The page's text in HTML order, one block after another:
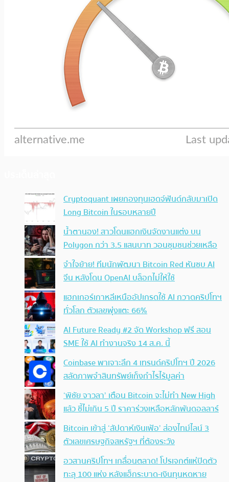
Cryptoquant เผยกองทุนเฮดจ์ฟันด์กลับมาเปิด
Long Bitcoin ในรอบหลายปี
น้ำตานอง! สาวโดนแฮกเงินจัดงานแต่ง บน
Polygon กว่า 3.5 แสนบาท วอนชุมชนช่วยเหลือ
จำใจย้าย! ทีมนักพัฒนา Bitcoin Red หันซบ AI
จีน หลังโดน OpenAI บล็อกไม่ให้ใช้
แฮกเกอร์เกาหลีเหนืออัปเกรดใช้ AI กวาดคริปโทฯ
ทั่วโลก ตัวเลขพุ่งแตะ 66%
AI Future Ready #2 จัด Workshop ฟรี สอน
SME ใช้ AI ทำงานจริง 14 ส.ค. นี้
Coinbase พาเจาะลึก 4 เทรนด์คริปโทฯ ปี 2026
สลัดภาพจำสินทรัพย์เก็งกำไรไร้มูลค่า
‘พิชัย จาวลา’ เตือน Bitcoin จะไม่ทำ New High
แล้ว ชี้ไม่เกิน 5 ปี ราคาร่วงเหลือหลักพันดอลลาร์
Bitcoin เข้าสู่ ‘สัปดาห์เงินเฟ้อ’ ส่องไทม์ไลน์ 3
ตัวเลขเศรษฐกิจสหรัฐฯ ที่ต้องระวัง
อวสานคริปโทฯ เกลื่อนตลาด! โปรเจกต์แห่ปิดตัว
ทะลุ 100 แห่ง หลังแฮ็กระบาด-เงินทุนหดหาย